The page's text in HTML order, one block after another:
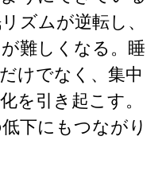
ズムが逆転し、
難しくなる。睡
けでなく、集中
を引き起こす。
下にもつながり